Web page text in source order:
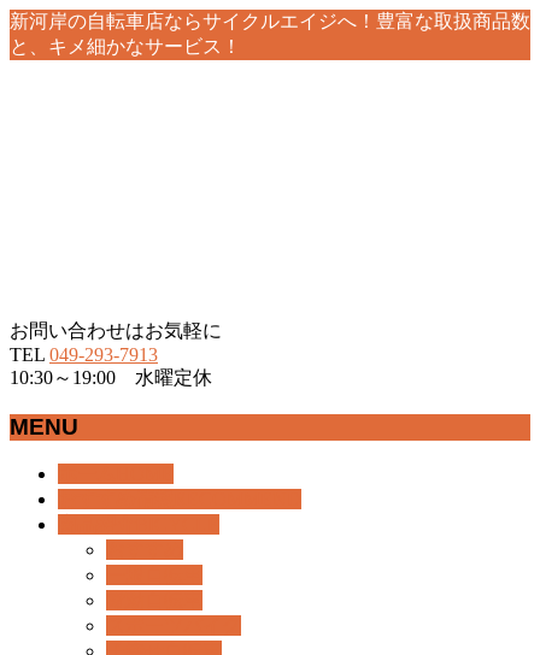
新河岸の自転車店ならサイクルエイジへ！豊富な取扱商品数
と、キメ細かなサービス！
お問い合わせはお気軽に
TEL 049-293-7913
10:30～19:00 水曜定休
MENU